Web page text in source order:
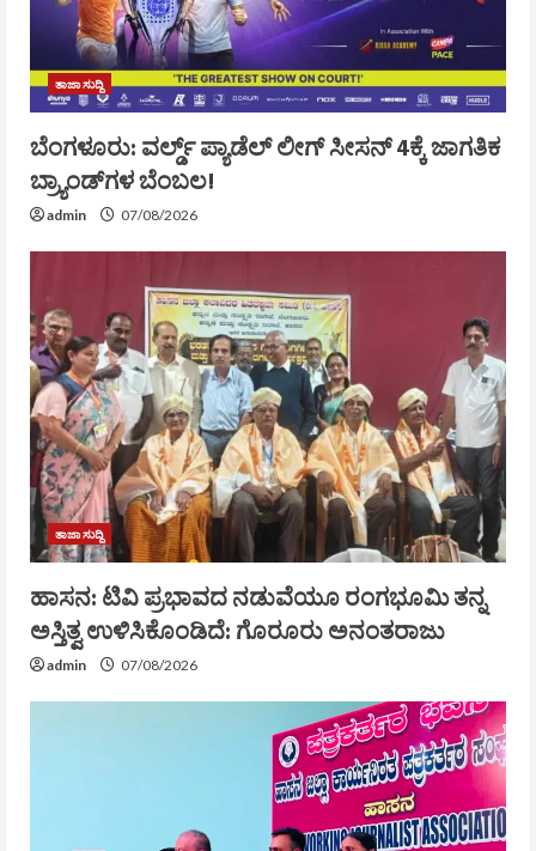
ತಾಜಾ ಸುದ್ದಿ
ಬೆಂಗಳೂರು: ವರ್ಲ್ಡ್ ಪ್ಯಾಡೆಲ್ ಲೀಗ್ ಸೀಸನ್ 4ಕ್ಕೆ ಜಾಗತಿಕ
ಬ್ರ್ಯಾಂಡ್‌ಗಳ ಬೆಂಬಲ!
admin 07/08/2026
ತಾಜಾ ಸುದ್ದಿ
ಹಾಸನ: ಟಿವಿ ಪ್ರಭಾವದ ನಡುವೆಯೂ ರಂಗಭೂಮಿ ತನ್ನ
ಅಸ್ತಿತ್ವ ಉಳಿಸಿಕೊಂಡಿದೆ: ಗೊರೂರು ಅನಂತರಾಜು
admin 07/08/2026